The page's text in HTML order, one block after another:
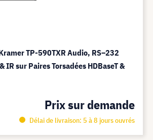
TP-590TXR Audio, RS–232
IR sur Paires Torsadées HDBaseT &
Prix sur demande
Délai de livraison: 5 à 8 jours ouvrés